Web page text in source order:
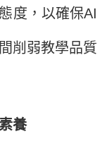
度，以確保AI
削弱教學品質
養